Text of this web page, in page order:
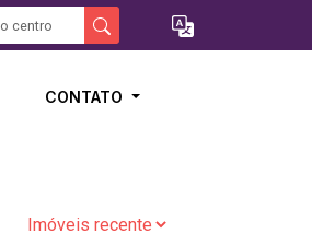
CONTATO